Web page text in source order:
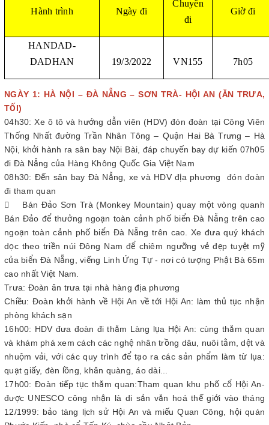
Hành trình Ngày đi
Chuyến
đi
Giờ đi
HANDAD-
DADHAN
19/3/2022 VN155 7h05
NGÀY 1: HÀ NỘI – ĐÀ NẴNG – SƠN TRÀ- HỘI AN (ĂN TRƯA,
TỐI)
04h30: Xe ô tô và hướng dẫn viên (HDV) đón đoàn tại Công Viên
Thống Nhất đường Trần Nhân Tông – Quận Hai Bà Trưng – Hà
Nội, khởi hành ra sân bay Nội Bài, đáp chuyến bay dự kiến 07h05
đi Đà Nẵng của Hàng Không Quốc Gia Việt Nam
08h30: Đến sân bay Đà Nẵng, xe và HDV địa phương đón đoàn
đi tham quan
 Bán Đảo Sơn Trà (Monkey Mountain) quay một vòng quanh
Bán Đảo để thưởng ngoạn toàn cảnh phố biển Đà Nẵng trên cao
ngoạn toàn cảnh phố biển Đà Nẵng trên cao. Xe đưa quý khách
dọc theo triền núi Đông Nam để chiêm ngưỡng vẻ đẹp tuyệt mỹ
của biển Đà Nẵng, viếng Linh Ứng Tự - nơi có tượng Phật Bà 65m
cao nhất Việt Nam.
Trưa: Đoàn ăn trưa tại nhà hàng địa phương
Chiều: Đoàn khởi hành về Hội An về tới Hội An: làm thủ tục nhận
phòng khách sạn
16h00: HDV đưa đoàn đi thăm Làng lụa Hội An: cùng thăm quan
và khám phá xem cách các nghệ nhân trồng dâu, nuôi tằm, dệt và
nhuộm vải, với các quy trình để tạo ra các sản phẩm làm từ lụa:
quạt giấy, đèn lồng, khăn quàng, áo dài...
17h00: Đoàn tiếp tục thăm quan:Tham quan khu phố cổ Hội An-
được UNESCO công nhận là di sản văn hoá thế giới vào tháng
12/1999: bảo tàng lịch sử Hội An và miếu Quan Công, hội quán